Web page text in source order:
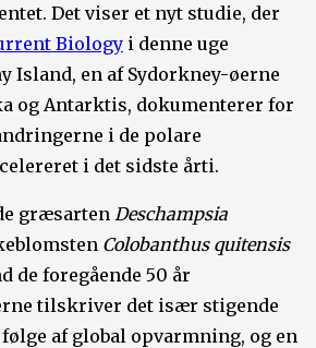
Det viser et nyt studie, der
Biology i denne uge
Island, en af Sydorkney-øerne
og Antarktis, dokumenterer for
i de polare
i det sidste årti.
græsarten Deschampsia
Colobanthus quitensis
de foregående 50 år
tilskriver det især stigende
af global opvarmning, og en